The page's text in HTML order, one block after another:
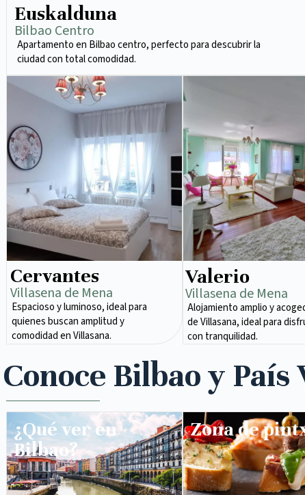
Euskalduna
Bilbao Centro
Apartamento en Bilbao centro, perfecto para descubrir la
ciudad con total comodidad.
Cervantes
Villasena de Mena​
Espacioso y luminoso, ideal para
quienes buscan amplitud y
comodidad en Villasana.
Valerio
Villasena de Mena​
Alojamiento amplio y
de Villasana, ideal para
con tranquilidad.
Conoce Bilbao y País
¿Qué ver en
Bilbao?
Zona de